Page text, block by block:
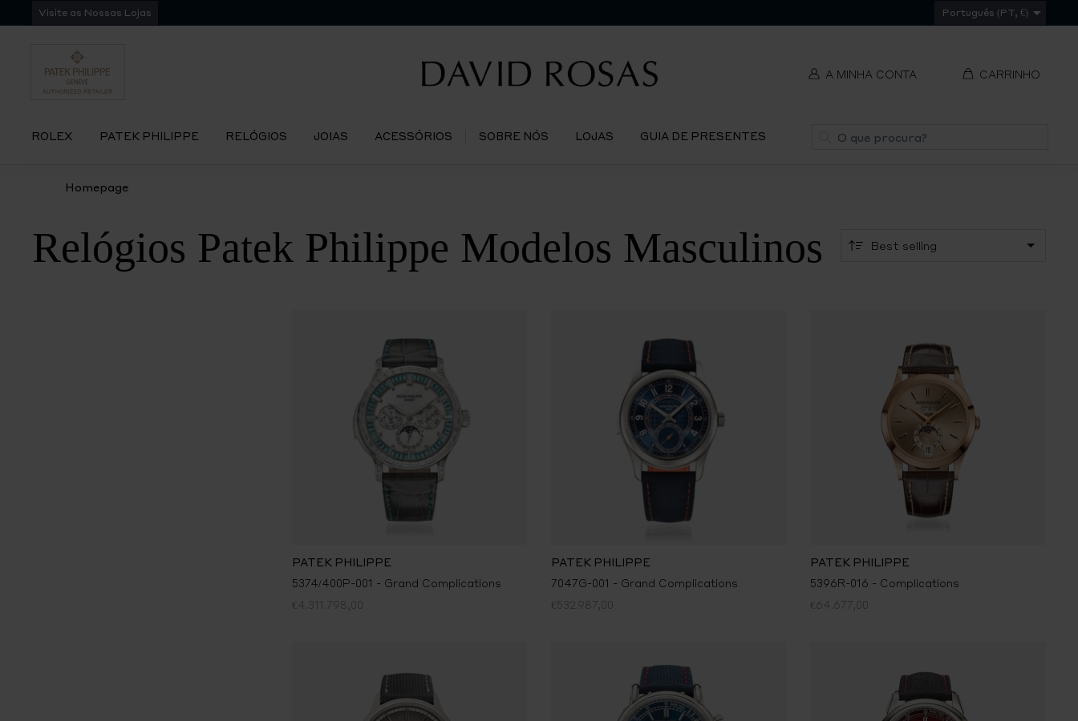
para
Visite as Nossas Lojas Português (PT, €)
A MINHA CONTA CARRINHO
ROLEX PATEK PHILIPPE RELÓGIOS JOIAS ACESSÓRIOS SOBRE NÓS LOJAS GUIA DE PRESENTES Pesquisa
Homepage
Relógios Patek Philippe Modelos Masculinos
PATEK PHILIPPE
5374/400P-001 - Grand Complications
€4.311.798,00
PATEK PHILIPPE
7047G-001 - Grand Complications
€532.987,00
PATEK PHILIPPE
5396R-016 - Complications
€64.677,00